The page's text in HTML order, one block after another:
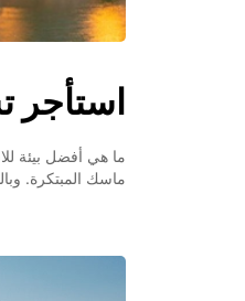
استأجر
ما هي أفضل بيئة
ماسك المبتكرة.